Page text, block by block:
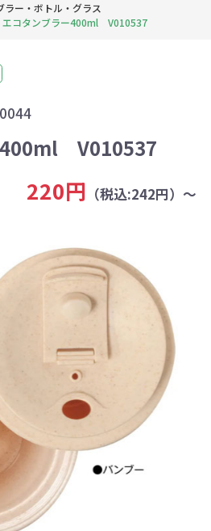
ラー・ボトル・グラス
エコタンブラー400ml V010537
400ml V010537
220円 （税込:242円）～